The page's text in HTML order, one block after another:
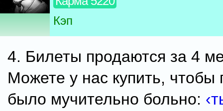
Кэп
4. Билеты продаются за 4
Можете у нас купить, чтобы
было мучительно больно: